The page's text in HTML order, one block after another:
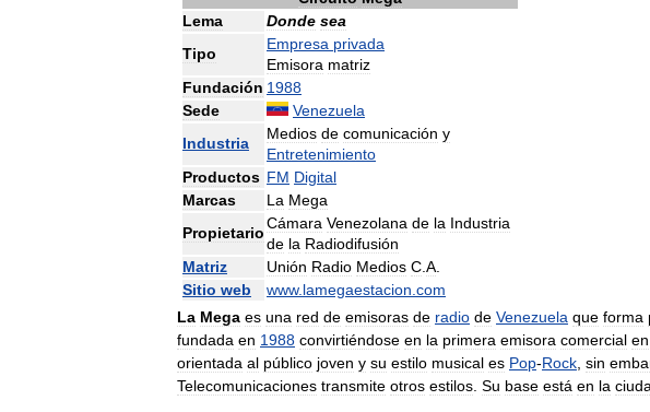
Lema
Donde sea
Tipo
Empresa privada
Emisora matriz
Fundación 1988
Sede
Venezuela
Industria
Medios de comunicación y
Entretenimiento
Productos FM Digital
Marcas
La Mega
Propietario
Cámara Venezolana de la Industria
de la Radiodifusión
Matriz
Unión Radio Medios C A
Sitio web www. lamegaestacion com
La Mega es una red de emisoras de radio de Venezuela que forma
fundada en 1988 convirtiéndose en la primera emisora comercial en
orientada al público joven y su estilo musical es Pop-Rock sin
Telecomunicaciones transmite otros estilos Su base está en la